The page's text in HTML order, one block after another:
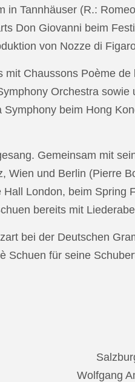
in Tannhäuser (R.:
Don Giovanni beim
von Nozze di
Chaussons Poème
Orchestra
Symphony beim Hong
Gemeinsam mit
Wien und Berlin (Pierre
London, beim
bereits mit
bei der Deutschen
Schuen für seine
Wolfgang